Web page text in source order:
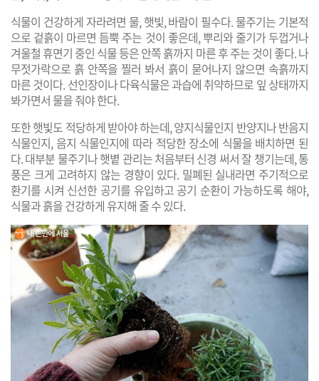
식물이 건강하게 자라려면 물, 햇빛, 바람이 필수다. 물주기는 기본적
으로 겉흙이 마르면 듬뿍 주는 것이 좋은데, 뿌리와 줄기가 두껍거나
겨울철 휴면기 중인 식물 등은 안쪽 흙까지 마른 후 주는 것이 좋다. 나
무젓가락으로 흙 안쪽을 찔러 봐서 흙이 묻어나지 않으면 속흙까지
마른 것이다. 선인장이나 다육식물은 과습에 취약하므로 잎 상태까지
봐가면서 물을 줘야 한다.
또한 햇빛도 적당하게 받아야 하는데, 양지식물인지 반양지나 반음지
식물인지, 음지 식물인지에 따라 적당한 장소에 식물을 배치하면 된
다. 대부분 물주기나 햇볕 관리는 처음부터 신경 써서 잘 챙기는데, 통
풍은 크게 고려하지 않는 경향이 있다. 밀폐된 실내라면 주기적으로
환기를 시켜 신선한 공기를 유입하고 공기 순환이 가능하도록 해야,
식물과 흙을 건강하게 유지해 줄 수 있다.